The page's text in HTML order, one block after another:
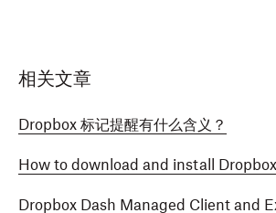
相关文章
Dropbox 标记提醒有什么含义？
How to download and install
Dropbox Dash Managed Client and